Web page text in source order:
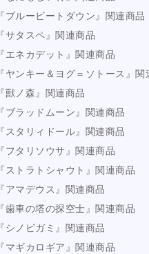
『ブルービートダウン』関連商品
『サタスペ』関連商品
『エネカデット』関連商品
『ヤンキー＆ヨグ＝ソトース』関
『獸ノ森』関連商品
『ブラッドムーン』関連商品
『スタリィドール』関連商品
『フタリソウサ』関連商品
『ストラトシャウト』関連商品
『アマデウス』関連商品
『歯車の塔の探空士』関連商品
『シノビガミ』関連商品
『マギカロギア』関連商品